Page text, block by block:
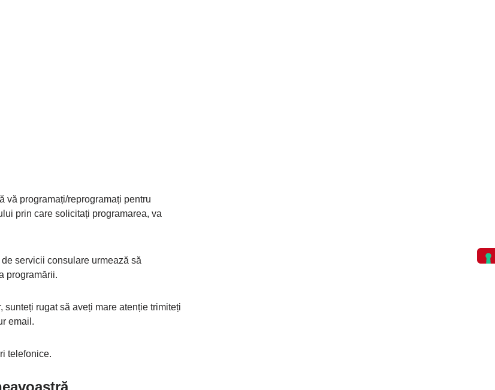
vă programați/reprogramați pentru
prin care solicitați programarea, va
servicii consulare urmează să
programării.
rugat să aveți mare atenție trimiteți
email.
telefonice.